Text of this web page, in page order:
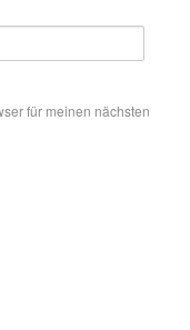
für meinen nächsten